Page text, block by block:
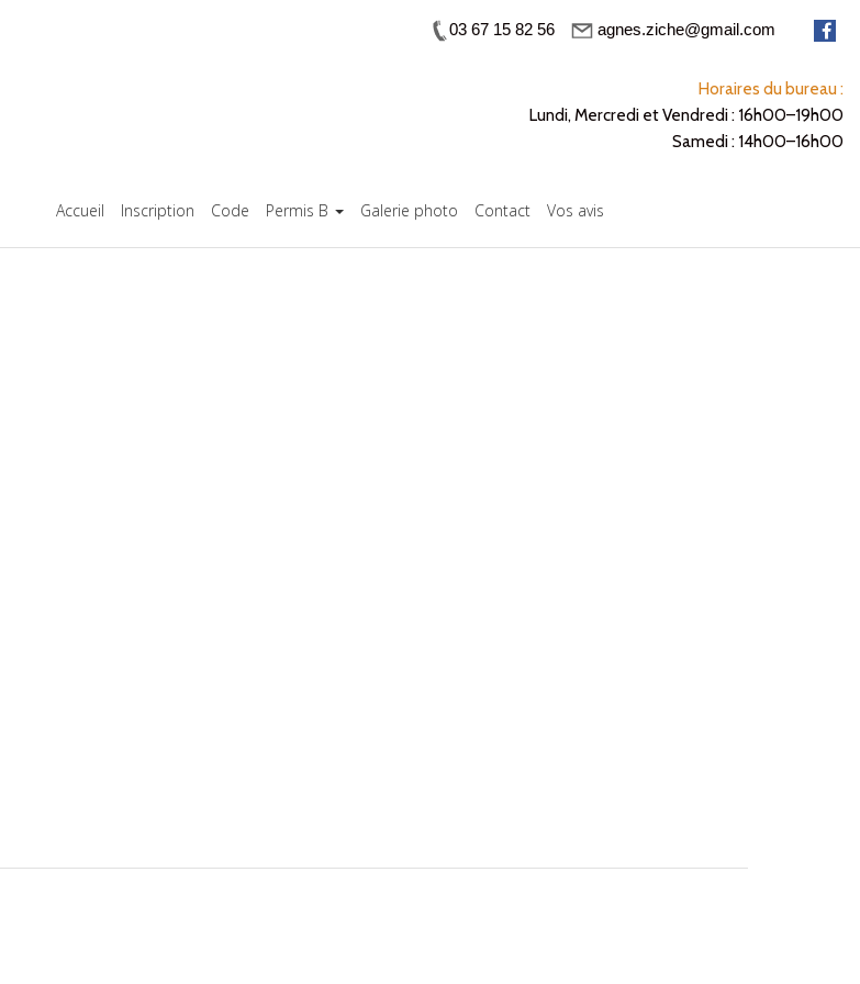
03 67 15 82 56 agnes.ziche@gmail.com
Horaires du bureau :
Lundi, Mercredi et Vendredi : 16h00–19h00
Samedi : 14h00–16h00
Accueil Inscription Code Permis B Galerie photo Contact Vos avis